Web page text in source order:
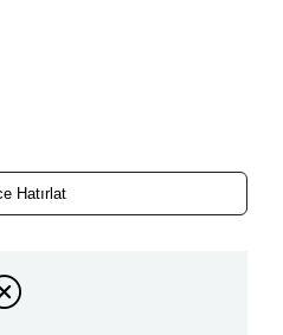
Hatırlat